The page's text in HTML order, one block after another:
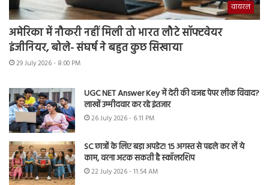
वायरल
अमेरिका में नौकरी नहीं मिली तो भारत लौटे सॉफ्टवेयर
इंजीनियर, बोले- संघर्ष ने बहुत कुछ सिखाया
29 July 2026 - 8:00 PM
UGC NET Answer Key में देरी की वजह पेपर लीक विवाद?
लाखों उम्मीदवार कर रहे इंतजार
26 July 2026 - 6:11 PM
SC छात्रों के लिए बड़ा अपडेट! 15 अगस्त से पहले कर लें ये
काम, वरना अटक सकती है स्कॉलरशिप
22 July 2026 - 11:54 AM